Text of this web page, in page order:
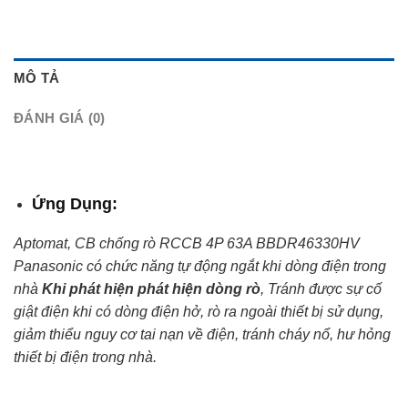
MÔ TẢ
ĐÁNH GIÁ (0)
Ứng Dụng:
Aptomat, CB chống rò RCCB 4P 63A BBDR46330HV
Panasonic có chức năng tự động ngắt khi dòng điện trong
nhà Khi phát hiện phát hiện dòng rò, Tránh được sự cố
giật điện khi có dòng điện hở, rò ra ngoài thiết bị sử dụng,
giảm thiểu nguy cơ tai nạn về điện, tránh cháy nổ, hư hỏng
thiết bị điện trong nhà.